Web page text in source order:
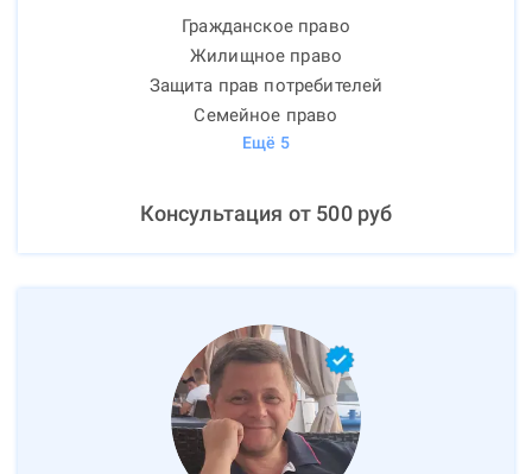
Гражданское право
Жилищное право
Защита прав потребителей
Семейное право
Ещё 5
Консультация от 500руб